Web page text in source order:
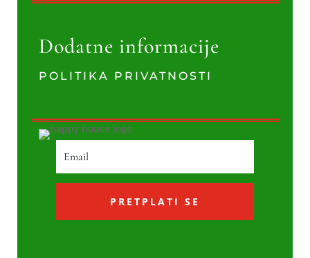
Dodatne informacije
POLITIKA PRIVATNOSTI
PRETPLATI SE